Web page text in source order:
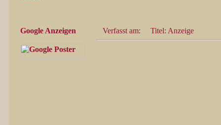
Google Anzeigen Verfasst am: Titel: Anzeige